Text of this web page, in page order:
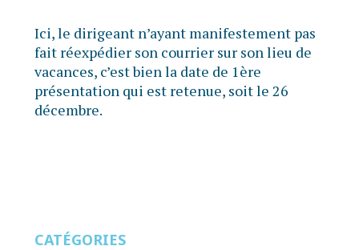
Ici, le dirigeant n’ayant manifestement pas
fait réexpédier son courrier sur son lieu de
vacances, c’est bien la date de 1ère
présentation qui est retenue, soit le 26
décembre.
CATÉGORIES